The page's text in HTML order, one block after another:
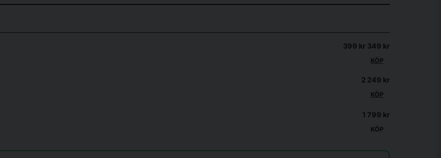
Skicka fråga
funktionen SCAN aktiv. Tryck på MODE knappen fler gånger tills du kommer till TIME. Då kommer
399 kr 349 kr
KÖP
2 249 kr
KÖP
1 799 kr
KÖP